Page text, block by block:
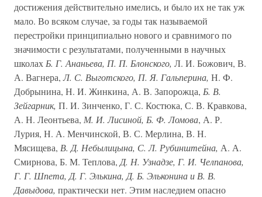
достижения действительно имелись, и было их не так уж
мало. Во всяком случае, за годы так называемой
перестройки принципиально нового и сравнимого по
значимости с результатами, полученными в научных
школах Б. Г. Ананьева, П. П. Блонского, Л. И. Божович, В.
А. Вагнера,Л. С. Выготского, П. Я. Гальперина, Н. Ф.
Добрынина, Н. И. Жинкина, А. В. Запорожца, Б. В.
Зейгарник, П. И. Зинченко, Г. С. Костюка, С. В. Кравкова,
А. Н. Леонтьева, М. И. Лисиной, Б. Ф. Ломова, А. Р.
Лурия, Н. А. Менчинской, В. С. Мерлина, В. Н.
Мясищева, В. Д. Небылицына, С. Л. Рубинштейна, А. А.
Смирнова, Б. М. Теплова, Д. Н. Узнадзе, Г. И. Челпанова,
Г. Г. Шпета, Д. Г. Элькина, Д. Б. Эльконина и В. В.
Давыдова, практически нет. Этим наследием опасно